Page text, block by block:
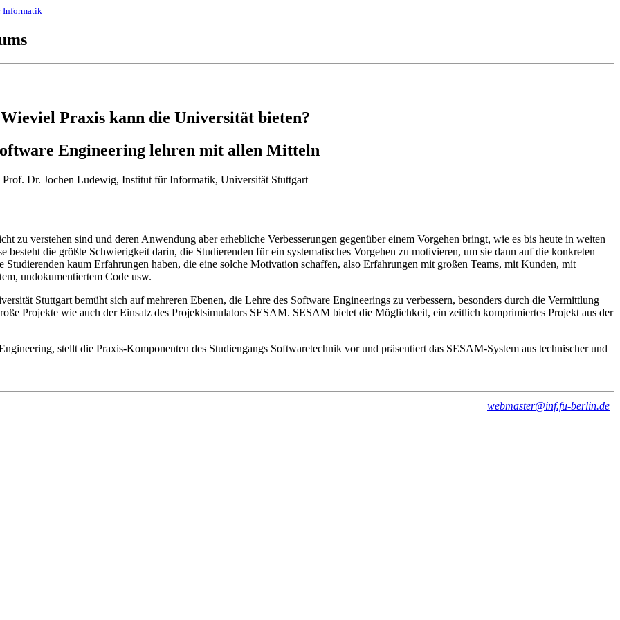
Informatik
Wieviel Praxis kann die Universität bieten?
Engineering lehren mit allen Mitteln
Prof. Dr. Jochen Ludewig, Institut für Informatik, Universität Stuttgart
zu verstehen sind und deren Anwendung aber erhebliche Verbesserungen gegenüber einem Vorgehen bringt, wie es bis heute in weiten
die größte Schwierigkeit darin, die Studierenden für ein systematisches Vorgehen zu motivieren, um sie dann auf die konkreten
kaum Erfahrungen haben, die eine solche Motivation schaffen, also Erfahrungen mit großen Teams, mit Kunden, mit
undokumentiertem Code usw.
Stuttgart bemüht sich auf mehreren Ebenen, die Lehre des Software Engineerings zu verbessern, besonders durch die Vermittlung
Projekte wie auch der Einsatz des Projektsimulators SESAM. SESAM bietet die Möglichkeit, ein zeitlich komprimiertes Projekt aus der
stellt die Praxis-Komponenten des Studiengangs Softwaretechnik vor und präsentiert das SESAM-System aus technischer und
webmaster@inf.fu-berlin.de